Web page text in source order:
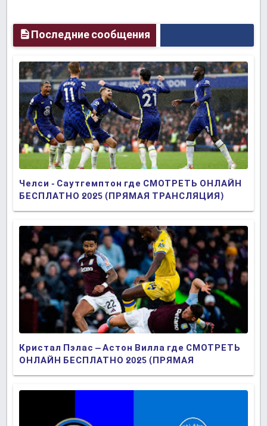
Последние сообщения
Челси - Саутгемптон где СМОТРЕТЬ ОНЛАЙН
БЕСПЛАТНО 2025 (ПРЯМАЯ ТРАНСЛЯЦИЯ)
Кристал Пэлас – Астон Вилла где СМОТРЕТЬ
ОНЛАЙН БЕСПЛАТНО 2025 (ПРЯМАЯ
ТРАНСЛЯЦИЯ)